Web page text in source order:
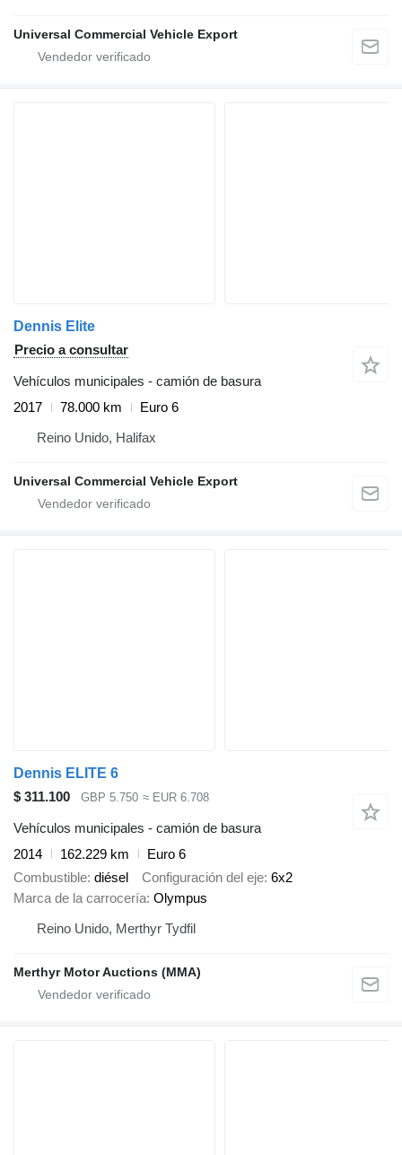
Universal Commercial Vehicle Export
Dennis Elite
Precio a consultar
Vehículos municipales - camión de basura
2017
78.000 km
Euro 6
Reino Unido, Halifax
Universal Commercial Vehicle Export
Dennis ELITE 6
$ 311.100
GBP 5.750 ≈ EUR 6.708
Vehículos municipales - camión de basura
2014
162.229 km
Euro 6
Combustible diésel Configuración del eje 6x2
Marca de la carrocería Olympus
Reino Unido, Merthyr Tydfil
Merthyr Motor Auctions (MMA)